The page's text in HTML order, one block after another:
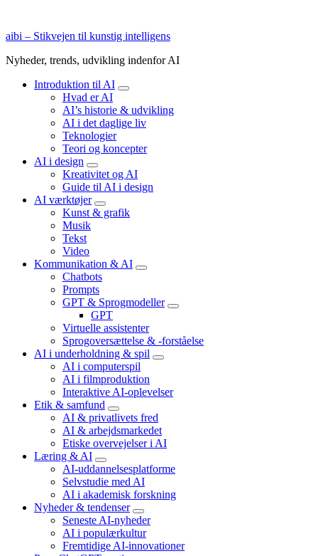
aibi – Stikvejen til kunstig intelligens
Nyheder, trends, udvikling indenfor AI
Introduktion til AI
expand
child
menu
Hvad er AI
AI’s historie & udvikling
AI i det daglige liv
Teknologier
Teori og koncepter
AI i design
expand
child
menu
Kreativitet og AI
Guide til AI i design
AI værktøjer
expand
child
Kunst & grafik
Musik
Tekst
Video
Kommunikation & AI
expand
Chatbots
Prompts
GPT & Sprogmodeller
expand
GPT
Virtuelle assistenter
Sprogoversættelse & -forståelse
AI i underholdning & spil
expand
AI i computerspil
AI i filmproduktion
Interaktive AI-oplevelser
Etik & samfund
expand
child
menu
AI & privatlivets fred
AI & arbejdsmarkedet
Etiske overvejelser i AI
Læring & AI
expand
child
menu
AI-uddannelsesplatforme
Selvstudie med AI
AI i akademisk forskning
Nyheder & tendenser
expand
child
menu
Seneste AI-nyheder
AI i populærkultur
Fremtidige AI-innovationer